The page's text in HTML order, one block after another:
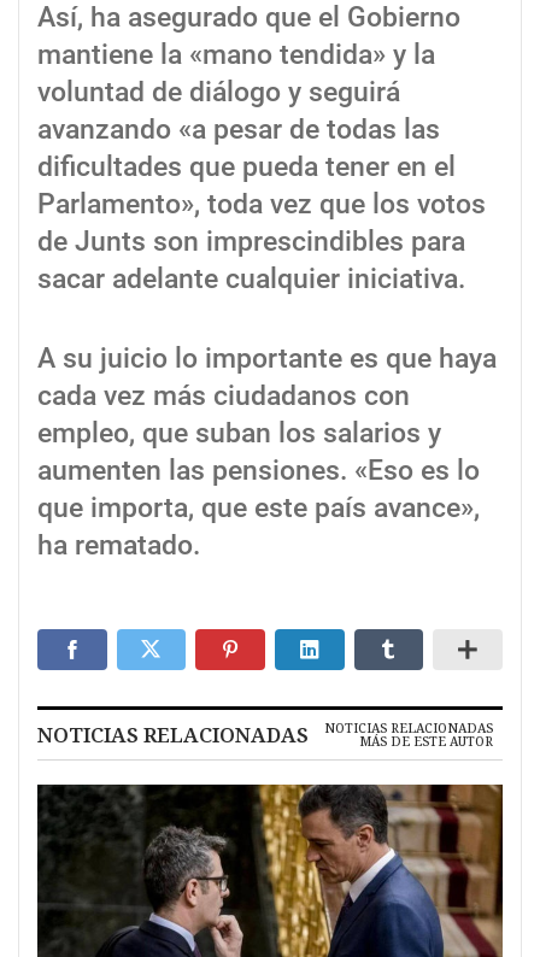
Así, ha asegurado que el Gobierno
mantiene la «mano tendida» y la
voluntad de diálogo y seguirá
avanzando «a pesar de todas las
dificultades que pueda tener en el
Parlamento», toda vez que los votos
de Junts son imprescindibles para
sacar adelante cualquier iniciativa.
A su juicio lo importante es que haya
cada vez más ciudadanos con
empleo, que suban los salarios y
aumenten las pensiones. «Eso es lo
que importa, que este país avance»,
ha rematado.
NOTICIAS RELACIONADAS NOTICIAS RELACIONADAS
MÁS DE ESTE AUTOR